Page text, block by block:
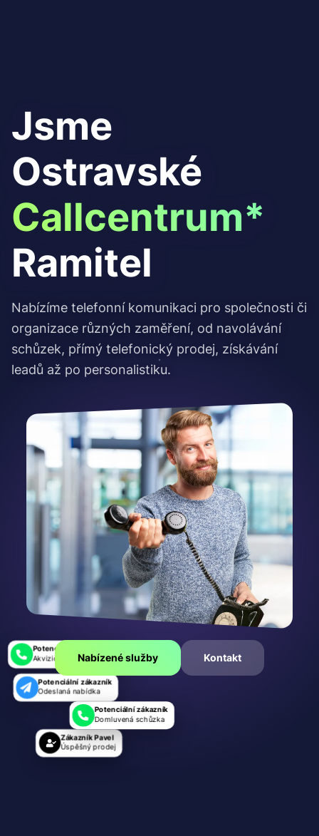
Jsme
Ostravské
Callcentrum*
Ramitel
Nabízíme telefonní komunikaci pro společnosti či
organizace různých zaměření, od navolávání
schůzek, přímý telefonický prodej, získávání
leadů až po personalistiku.
Potenciální zákazník
Akviziční hovor 1 min 32 s
Potenciální zákazník
Odeslaná nabídka
Potenciální zákazník
Domluvená schůzka
Zákazník Pavel
Úspěšný prodej
Nabízené služby Kontakt